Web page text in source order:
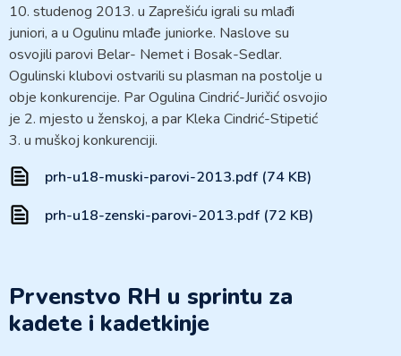
10. studenog 2013. u Zaprešiću igrali su mlađi
juniori, a u Ogulinu mlađe juniorke. Naslove su
osvojili parovi Belar- Nemet i Bosak-Sedlar.
Ogulinski klubovi ostvarili su plasman na postolje u
obje konkurencije. Par Ogulina Cindrić-Juričić osvojio
je 2. mjesto u ženskoj, a par Kleka Cindrić-Stipetić
3. u muškoj konkurenciji.
prh-u18-muski-parovi-2013.pdf (74 KB)
prh-u18-zenski-parovi-2013.pdf (72 KB)
Prvenstvo RH u sprintu za
kadete i kadetkinje